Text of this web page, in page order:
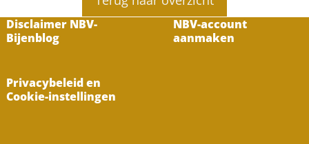
Disclaimer NBV-
Bijenblog
NBV-account
aanmaken
Privacybeleid en
Cookie-instellingen